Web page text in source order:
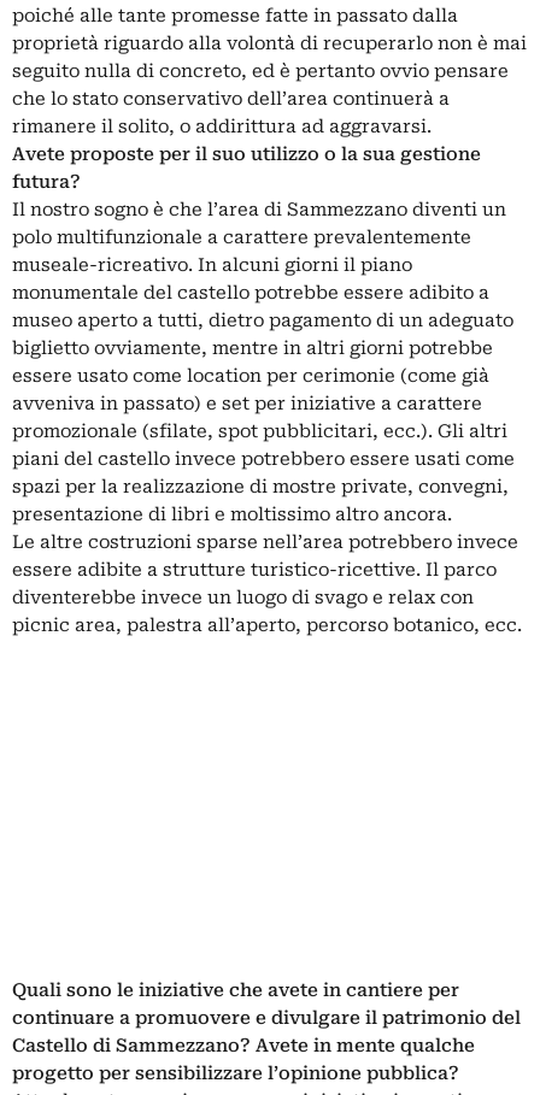
poiché alle tante promesse fatte in passato dalla
proprietà riguardo alla volontà di recuperarlo non è mai
seguito nulla di concreto, ed è pertanto ovvio pensare
che lo stato conservativo dell’area continuerà a
rimanere il solito, o addirittura ad aggravarsi.
Avete proposte per il suo utilizzo o la sua gestione
futura?
Il nostro sogno è che l’area di Sammezzano diventi un
polo multifunzionale a carattere prevalentemente
museale-ricreativo. In alcuni giorni il piano
monumentale del castello potrebbe essere adibito a
museo aperto a tutti, dietro pagamento di un adeguato
biglietto ovviamente, mentre in altri giorni potrebbe
essere usato come location per cerimonie (come già
avveniva in passato) e set per iniziative a carattere
promozionale (sfilate, spot pubblicitari, ecc.). Gli altri
piani del castello invece potrebbero essere usati come
spazi per la realizzazione di mostre private, convegni,
presentazione di libri e moltissimo altro ancora.
Le altre costruzioni sparse nell’area potrebbero invece
essere adibite a strutture turistico-ricettive. Il parco
diventerebbe invece un luogo di svago e relax con
picnic area, palestra all’aperto, percorso botanico, ecc.
Quali sono le iniziative che avete in cantiere per
continuare a promuovere e divulgare il patrimonio del
Castello di Sammezzano? Avete in mente qualche
progetto per sensibilizzare l’opinione pubblica?